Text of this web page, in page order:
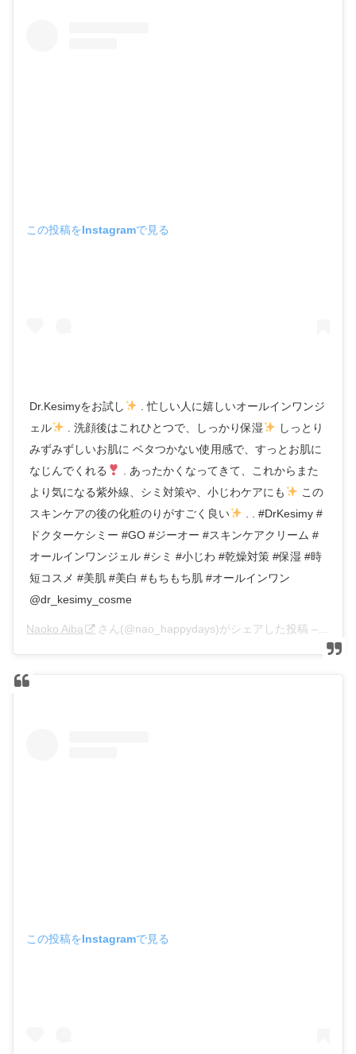
この投稿をInstagramで見る
Dr.Kesimyをお試し
. 忙しい人に嬉しいオールインワンジ
ェル
. 洗顔後はこれひとつで、しっかり保湿
しっとり
みずみずしいお肌に ベタつかない使用感で、すっとお肌に
なじんでくれる
. あったかくなってきて、これからまた
より気になる紫外線、シミ対策や、小じわケアにも
この
スキンケアの後の化粧のりがすごく良い
. . #DrKesimy #
ドクターケシミー #GO #ジーオー #スキンケアクリーム #
オールインワンジェル #シミ #小じわ #乾燥対策 #保湿 #時
短コスメ #美肌 #美白 #もちもち肌 #オールインワン
@dr_kesimy_cosme
Naoko Aiba さん(@nao_happydays)がシェアした投稿 –
この投稿をInstagramで見る